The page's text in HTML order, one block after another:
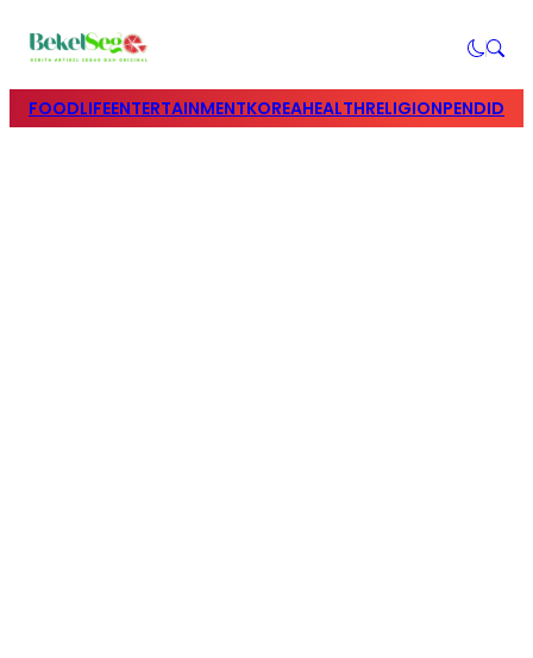
FOODLIFEENTERTAINMENTKOREAHEALTHRELIGION